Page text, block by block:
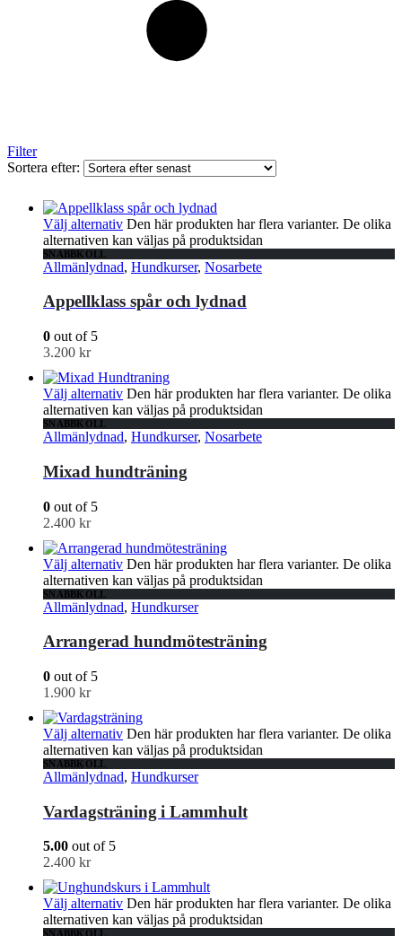
Filter
Sortera efter:
Välj alternativ Den här produkten har flera varianter. De olika
alternativen kan väljas på produktsidan
SNABBKOLL
Allmänlydnad, Hundkurser, Nosarbete
Appellklass spår och lydnad
0 out of 5
3.200 kr
Välj alternativ Den här produkten har flera varianter. De olika
alternativen kan väljas på produktsidan
SNABBKOLL
Allmänlydnad, Hundkurser, Nosarbete
Mixad hundträning
0 out of 5
2.400 kr
Välj alternativ Den här produkten har flera varianter. De olika
alternativen kan väljas på produktsidan
SNABBKOLL
Allmänlydnad, Hundkurser
Arrangerad hundmötesträning
0 out of 5
1.900 kr
Välj alternativ Den här produkten har flera varianter. De olika
alternativen kan väljas på produktsidan
SNABBKOLL
Allmänlydnad, Hundkurser
Vardagsträning i Lammhult
5.00 out of 5
2.400 kr
Välj alternativ Den här produkten har flera varianter. De olika
alternativen kan väljas på produktsidan
SNABBKOLL